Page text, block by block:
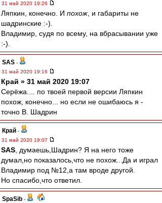
31 май 2020 19:26
Ляпкин, конечно. И похож , и габариты не
шадринские :-).
Владимир, судя по всему, на вбрасывании уже
:-).
SAS -
31 май 2020 19:16
Край » 31 май 2020 19:07
Серёжа.... по твоей первой версии Ляпкин
похож, конечно... но если не ошибаюсь я -
точно В. Шадрин
Край -
31 май 2020 19:07
SAS , думаешь,Шадрин? Я на него тоже
думал,но показалось,что не похож...Да и играл
Владимир под №12,а там вроде другой.
Но спасибо,что ответил.
SpaSib -